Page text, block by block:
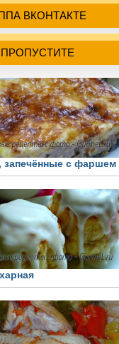
ВКОНТАКТЕ
запечённые с фаршем